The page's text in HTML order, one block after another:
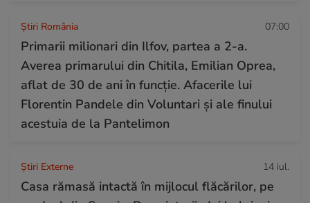
Știri România 07:00
Primarii milionari din Ilfov, partea a 2-a.
Averea primarului din Chitila, Emilian Oprea,
aflat de 30 de ani în funcție. Afacerile lui
Florentin Pandele din Voluntari și ale finului
acestuia de la Pantelimon
Știri Externe 14 iul.
Casa rămasă intactă în mijlocul flăcărilor, pe